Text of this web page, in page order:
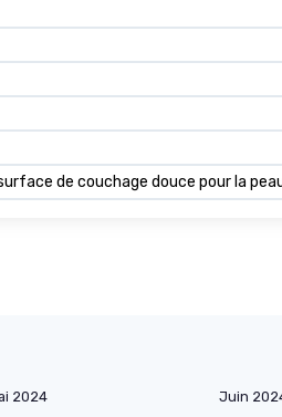
de couchage douce pour la
2024 Juin